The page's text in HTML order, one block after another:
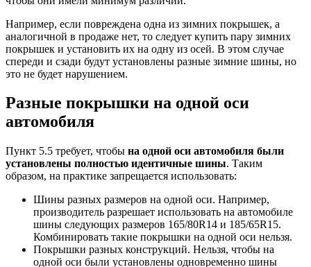
Например, если повреждена одна из зимних покрышек, а
аналогичной в продаже нет, то следует купить пару зимних
покрышек и установить их на одну из осей. В этом случае
спереди и сзади будут установлены разные зимние шины, но
это не будет нарушением.
Разные покрышки на одной оси
автомобиля
Пункт 5.5 требует, чтобы на одной оси автомобиля были
установлены полностью идентичные шины. Таким
образом, на практике запрещается использовать:
Шины разных размеров на одной оси. Например,
производитель разрешает использовать на автомобиле
шины следующих размеров 165/80R14 и 185/65R15.
Комбинировать такие покрышки на одной оси нельзя.
Покрышки разных конструкций. Нельзя, чтобы на
одной оси были установлены одновременно шины